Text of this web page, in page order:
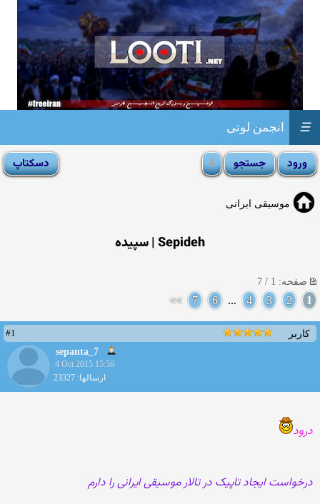
انجمن لوتی ☰
موسیقی ایرانی
Sepideh | سپیده
صفحه: 1 / 7
1
2
3
4
...
6
7
>>
کاربر
#1
sepanta_7
4 Oct 2015 15:56
ارسالها: 23327
درود
درخواست ایجاد تاپیک در تالار موسیقی ایرانی را دارم